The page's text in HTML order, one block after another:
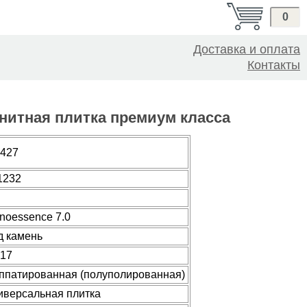
0
Доставка и оплата
Контакты
плитка премиум класса
7.0
камень
(полуполированная)
плитка